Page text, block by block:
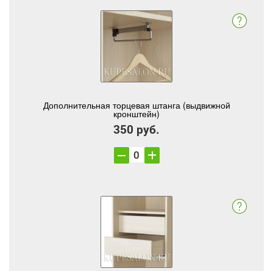
Дополнительная торцевая штанга (выдвижной
кронштейн)
350 руб.